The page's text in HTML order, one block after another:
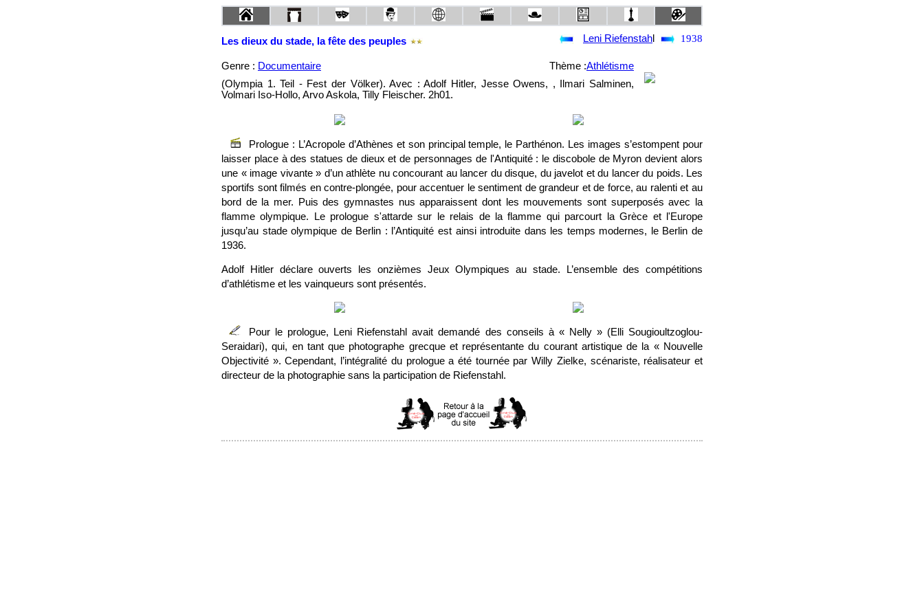
Les dieux du stade, la fête des peuples Leni Riefenstah 1938
Genre : Documentaire Thème :Athlétisme
(Olympia 1. Teil - Fest der Völker). Avec : Adolf Hitler, Jesse Owens, , Ilmari Salminen,
Volmari Iso-Hollo, Arvo Askola, Tilly Fleischer. 2h01.
Prologue : L’Acropole d’Athènes et son principal temple, le Parthénon. Les images s’estompent pour
laisser place à des statues de dieux et de personnages de l'Antiquité : le discobole de Myron devient alors
une « image vivante » d’un athlète nu concourant au lancer du disque, du javelot et du lancer du poids. Les
sportifs sont filmés en contre-plongée, pour accentuer le sentiment de grandeur et de force, au ralenti et au
bord de la mer. Puis des gymnastes nus apparaissent dont les mouvements sont superposés avec la
flamme olympique. Le prologue s'attarde sur le relais de la flamme qui parcourt la Grèce et l'Europe
jusqu’au stade olympique de Berlin : l’Antiquité est ainsi introduite dans les temps modernes, le Berlin de
1936.
Adolf Hitler déclare ouverts les onzièmes Jeux Olympiques au stade. L’ensemble des compétitions
d’athlétisme et les vainqueurs sont présentés.
Pour le prologue, Leni Riefenstahl avait demandé des conseils à « Nelly » (Elli Sougioultzoglou-
Seraidari), qui, en tant que photographe grecque et représentante du courant artistique de la « Nouvelle
Objectivité ». Cependant, l’intégralité du prologue a été tournée par Willy Zielke, scénariste, réalisateur et
directeur de la photographie sans la participation de Riefenstahl.